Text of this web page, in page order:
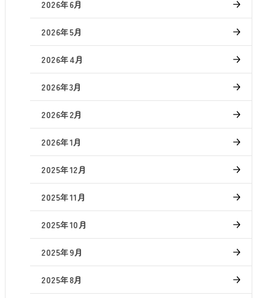
2026年6月
2026年5月
2026年4月
2026年3月
2026年2月
2026年1月
2025年12月
2025年11月
2025年10月
2025年9月
2025年8月